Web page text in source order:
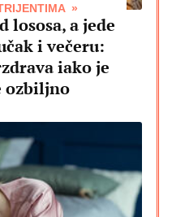
lososa, a jede
i večeru:
iako je
ozbiljno